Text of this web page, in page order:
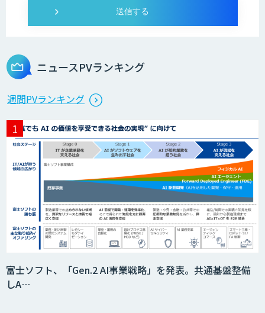
生成AI活用 1day ブートキャンプ
データ分析エージェント
「AI課題の⽬利き」コンサルティングサ
ービス
タ収集・作成
ニュースPVランキング
週間PVランキング
富士ソフト、「Gen.2 AI事業戦略」を発表。共通基盤整備
しA…